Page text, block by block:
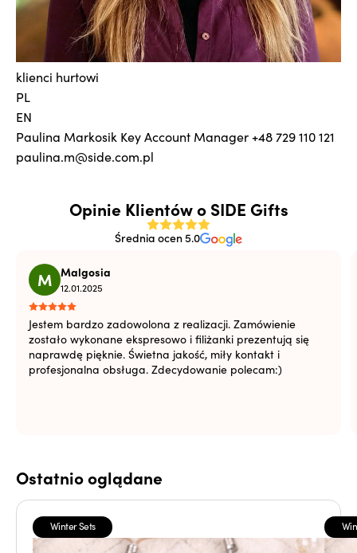
klienci hurtowi
PL
EN
Paulina Markosik Key Account Manager+48 729 110 121
paulina.m@side.com.pl
Opinie Klientów o SIDE Gifts
Średnia ocen 5.0
M Malgosia
12.01.2025
Jestem bardzo zadowolona z realizacji. Zamówienie
zostało wykonane ekspresowo i filiżanki prezentują się
naprawdę pięknie. Świetna jakość, miły kontakt i
profesjonalna obsługa. Zdecydowanie polecam:)
Ostatnio oglądane
Winter Sets